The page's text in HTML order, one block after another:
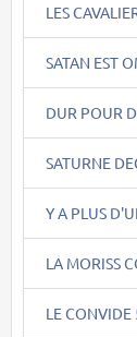
LES
SATAN EST
DUR POUR
SATURNE
Y A PLUS
LA MORISS
LE CONVIDE